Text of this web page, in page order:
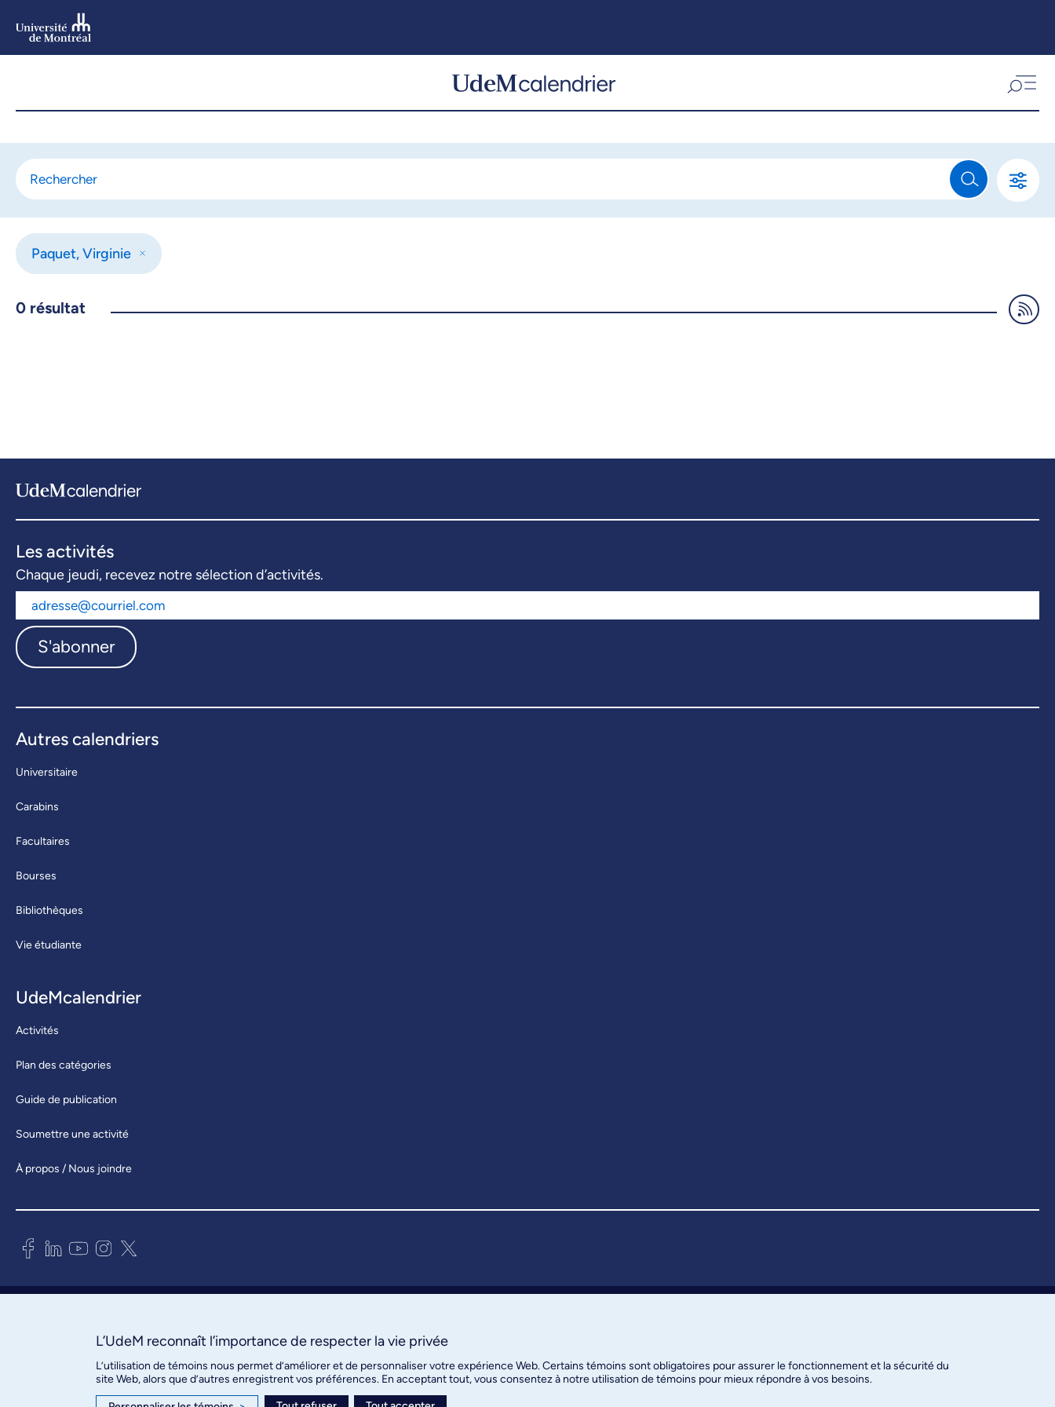
Paquet, Virginie
0 résultat
Les activités
Chaque jeudi, recevez notre sélection d’activités.
S'abonner
Autres calendriers
Universitaire
Carabins
Facultaires
Bourses
Bibliothèques
Vie étudiante
UdeMcalendrier
Activités
Plan des catégories
Guide de publication
Soumettre une activité
À propos / Nous joindre
Bureau des communications et
3744, rue Jean-Brillant, bureau 490
L’UdeM reconnaît l’importance de respecter la vie privée
L’utilisation de témoins nous permet d’améliorer et de personnaliser votre expérience Web. Certains témoins sont obligatoires pour assurer le fonctionnement et la sécurité du
site Web, alors que d’autres enregistrent vos préférences. En acceptant tout, vous consentez à notre utilisation de témoins pour mieux répondre à vos besoins.